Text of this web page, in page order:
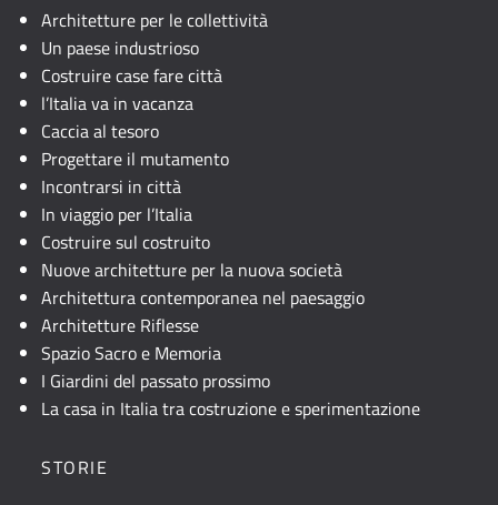
JavaScript.Architetture per le collettività
Un paese industrioso
Costruire case fare città
l’Italia va in vacanza
Caccia al tesoro
Progettare il mutamento
Incontrarsi in città
In viaggio per l’Italia
Costruire sul costruito
Nuove architetture per la nuova società
Architettura contemporanea nel paesaggio
Architetture Riflesse
Spazio Sacro e Memoria
I Giardini del passato prossimo
La casa in Italia tra costruzione e sperimentazione
STORIE